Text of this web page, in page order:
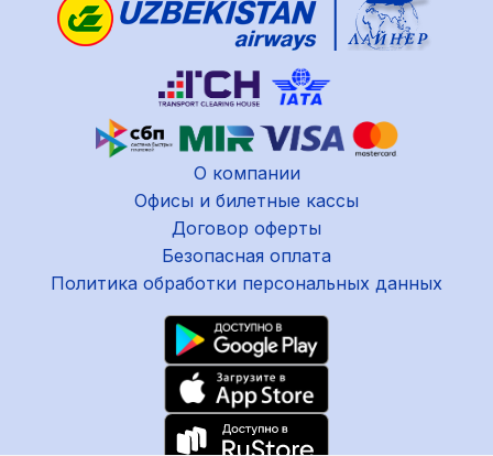
О компании
Офисы и билетные кассы
Договор оферты
Безопасная оплата
Политика обработки персональных данных